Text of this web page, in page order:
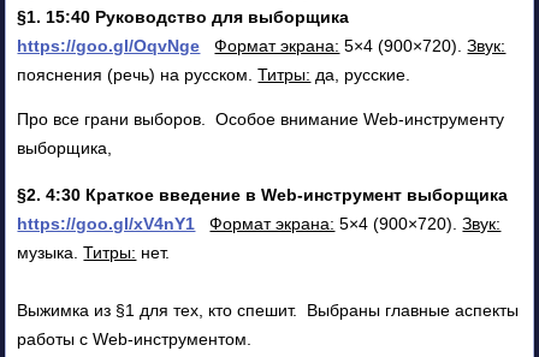
§1. 15:40 Руководство для выборщика
https://goo.gl/OqvNge
Формат экрана: 5×4 (900×720).Звук:
пояснения (речь) на русском.Титры: да, русские.
Про все грани выборов. Особое внимание Web-инструменту
выборщика,
§2. 4:30 Краткое введение в Web-инструмент выборщика
https://goo.gl/xV4nY1
Формат экрана: 5×4 (900×720).Звук:
музыка.Титры: нет.
Выжимка из §1 для тех, кто спешит. Выбраны главные аспекты
работы с Web-инструментом.